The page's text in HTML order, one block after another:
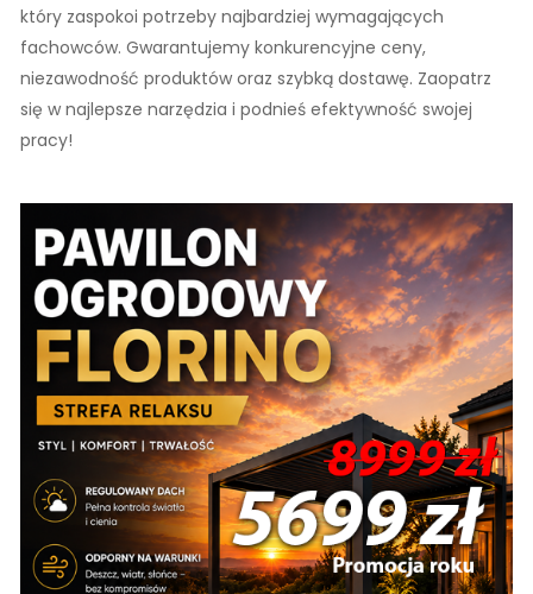
który zaspokoi potrzeby najbardziej wymagających
fachowców. Gwarantujemy konkurencyjne ceny,
niezawodność produktów oraz szybką dostawę. Zaopatrz
się w najlepsze narzędzia i podnieś efektywność swojej
pracy!